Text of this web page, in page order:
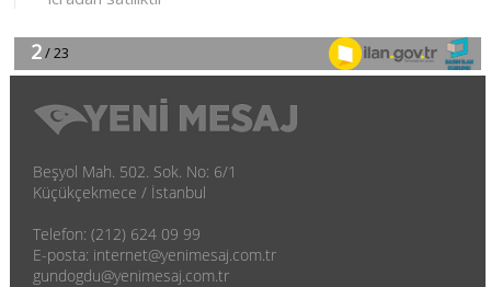
Beşyol Mah. 502. Sok. No: 6/1
Küçükçekmece / İstanbul
Telefon: (212) 624 09 99
E-posta: internet@yenimesaj.com.tr
gundogdu@yenimesaj.com.tr